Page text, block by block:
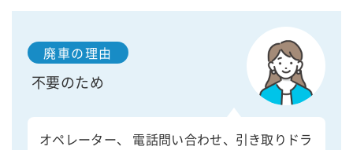
廃車の理由
不要のため
オペレーター、 電話問い合わせ、引き取りドラ